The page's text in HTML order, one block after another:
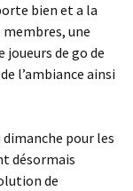
bien et a la
membres, une
de go de
l’ambiance ainsi
pour les
désormais
de